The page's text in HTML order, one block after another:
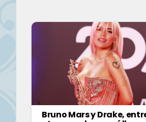
Bruno Mars y Drake,